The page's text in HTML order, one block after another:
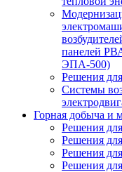
панелей
ЭПА-500)
Решения
Системы
Горная добыча и
Решения
Решения
Решения
Решения